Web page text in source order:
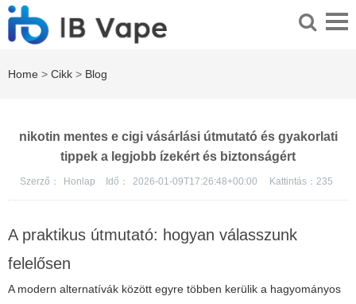
Home > Cikk > Blog
nikotin mentes e cigi vásárlási útmutató és gyakorlati
tippek a legjobb ízekért és biztonságért
Szerző： Honlap Idő： 2026-01-09T17:26:48+00:00 Kattintás： 235
A praktikus útmutató: hogyan válasszunk
felelősen
A modern alternatívák között egyre többen kerülik a hagyományos